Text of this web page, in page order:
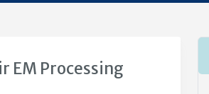
EM Processing